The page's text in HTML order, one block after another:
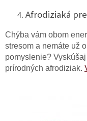
Afrodiziaká
Chýba vám obom
stresom a nemáte už
pomyslenie?
prírodných afrodiziak.